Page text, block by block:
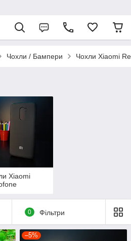
Чохли / Бампери Чохли Xiaomi
Xiaomi
0 Фільтри
–5%